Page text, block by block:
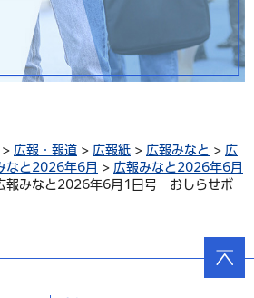
> 広報・報道 > 広報紙 > 広報みなと > 広
なと2026年6月 > 広報みなと2026年6月
報みなと2026年6月1日号 おしらせボ
ページ
の先頭